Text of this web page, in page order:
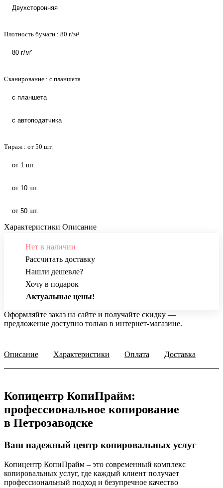
Двухсторонняя
Плотность бумаги : 80 г/м²
80 г/м²
Сканирование : с планшета
с планшета
с автоподатчика
Тираж : от 50 шт.
от 1 шт.
от 10 шт.
от 50 шт.
Характеристики Описание
Нет в наличии
Рассчитать доставку
Нашли дешевле?
Хочу в подарок
Актуальные цены!
Оформляйте заказ на сайте и получайте скидку —
предложение доступно только в интернет‑магазине.
Описание Характеристики Оплата Доставка
Копицентр КопиПрайм:
профессиональное копирование
в Петрозаводске
Ваш надежный центр копировальных услуг
Копицентр КопиПрайм – это современный комплекс
копировальных услуг, где каждый клиент получает
профессиональный подход и безупречное качество